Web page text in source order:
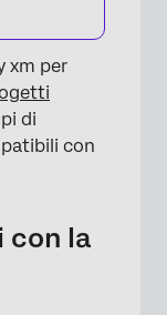
×
xm per
di
con
con la